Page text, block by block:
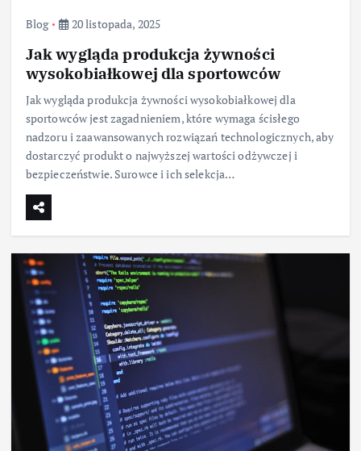
Blog 20 listopada, 2025
Jak wygląda produkcja żywności
wysokobiałkowej dla sportowców
Jak wygląda produkcja żywności wysokobiałkowej dla
sportowców jest zagadnieniem, które wymaga ścisłego
nadzoru i zaawansowanych rozwiązań technologicznych, aby
dostarczyć produkt o najwyższej wartości odżywczej i
bezpieczeństwie. Surowce i ich selekcja…